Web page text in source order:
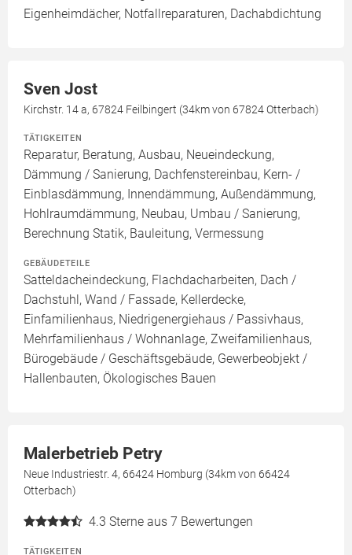
Eigenheimdächer, Notfallreparaturen, Dachabdichtung
Sven Jost
Kirchstr. 14 a, 67824 Feilbingert (34km von 67824 Otterbach)
TÄTIGKEITEN
Reparatur, Beratung, Ausbau, Neueindeckung,
Dämmung / Sanierung, Dachfenstereinbau, Kern- /
Einblasdämmung, Innendämmung, Außendämmung,
Hohlraumdämmung, Neubau, Umbau / Sanierung,
Berechnung Statik, Bauleitung, Vermessung
GEBÄUDETEILE
Satteldacheindeckung, Flachdacharbeiten, Dach /
Dachstuhl, Wand / Fassade, Kellerdecke,
Einfamilienhaus, Niedrigenergiehaus / Passivhaus,
Mehrfamilienhaus / Wohnanlage, Zweifamilienhaus,
Bürogebäude / Geschäftsgebäude, Gewerbeobjekt /
Hallenbauten, Ökologisches Bauen
Malerbetrieb Petry
Neue Industriestr. 4, 66424 Homburg (34km von 66424
Otterbach)
4.3 Sterne aus 7 Bewertungen
TÄTIGKEITEN